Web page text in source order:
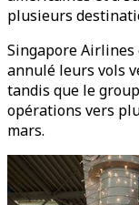
plusieurs
Singapore Airlines
annulé leurs vols
tandis que le
opérations vers
mars.